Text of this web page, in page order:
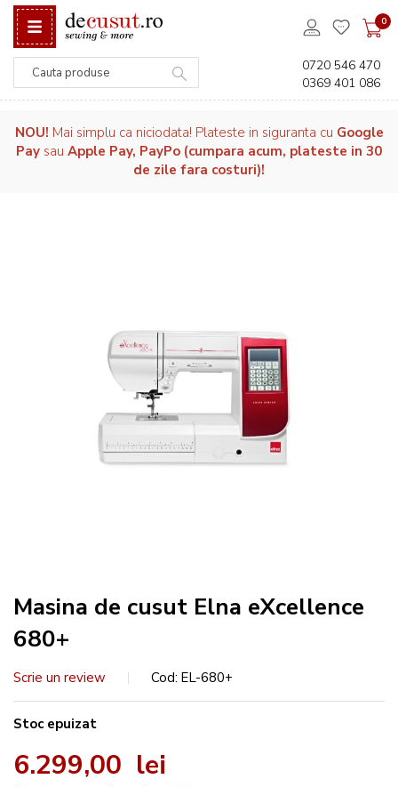
0
0720 546 470
0369 401 086
NOU! Mai simplu ca niciodata! Plateste in siguranta cu Google
Pay sau Apple Pay, PayPo (cumpara acum, plateste in 30
de zile fara costuri)!
Masina de cusut Elna eXcellence
680+
Scrie un review Cod EL-680+
Stoc epuizat
6.299,00 lei